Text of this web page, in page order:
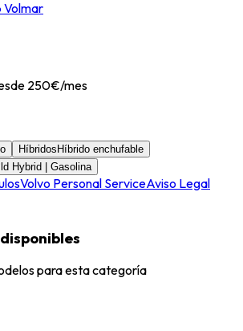
Volmar
250€/mes
Híbridos Híbrido enchufable
Hybrid | Gasolina
Volvo Personal ServiceAviso Legal
para esta categoría